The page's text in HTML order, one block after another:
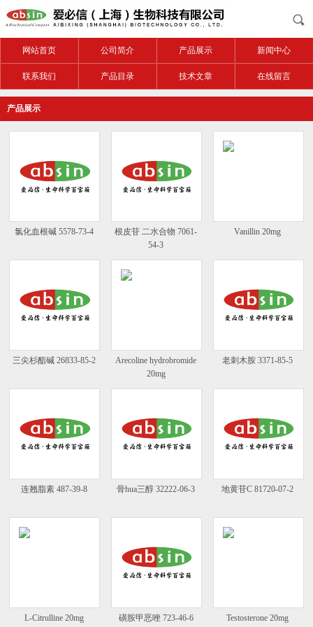
网站首页 公司简介 产品展示 新闻中心
联系我们 产品目录 技术文章 在线留言
产品展示
氯化血根碱 5578-73-4
根皮苷 二水合物 7061-
54-3
Vanillin 20mg
三尖杉酯碱 26833-85-2
Arecoline hydrobromide
20mg
老刺木胺 3371-85-5
连翘脂素 487-39-8 骨hua三醇 32222-06-3 地黄苷C 81720-07-2
L-Citrulline 20mg 磺胺甲恶唑 723-46-6 Testosterone 20mg